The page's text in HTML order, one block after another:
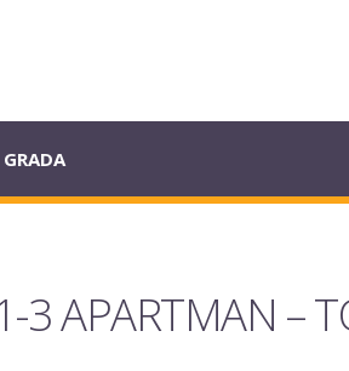
3 APARTMAN –